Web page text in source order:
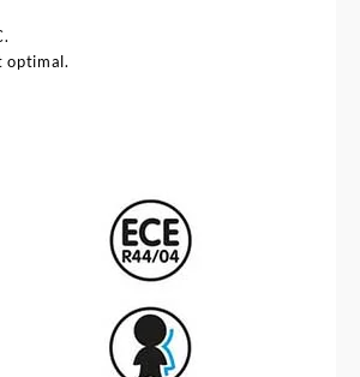
optimal.